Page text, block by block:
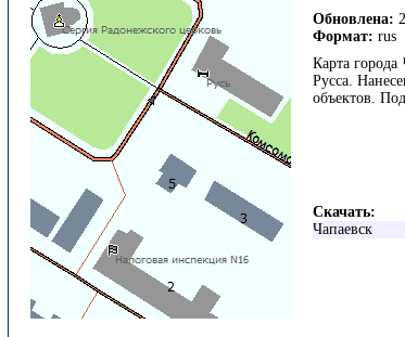
Обновлена:
Формат: rus
Карта города
Русса.
объектов.
Скачать:
Чапаевск